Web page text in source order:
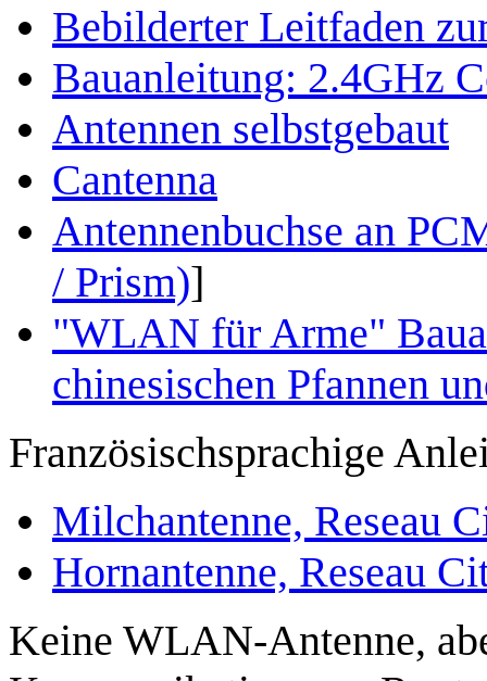
Bebilderter Leitfaden
Bauanleitung: 2.4GHz
Antennen selbstgebaut
Cantenna
Antennenbuchse an
/ Prism)]
"WLAN für Arme"
chinesischen Pfannen
Französischsprachige
Milchantenne, Reseau
Hornantenne, Reseau
Keine WLAN-Antenne,